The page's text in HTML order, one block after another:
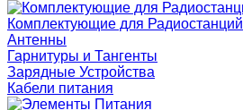
Комплектующие для Радиостанций
Антенны
Гарнитуры и Тангенты
Зарядные Устройства
Кабели питания